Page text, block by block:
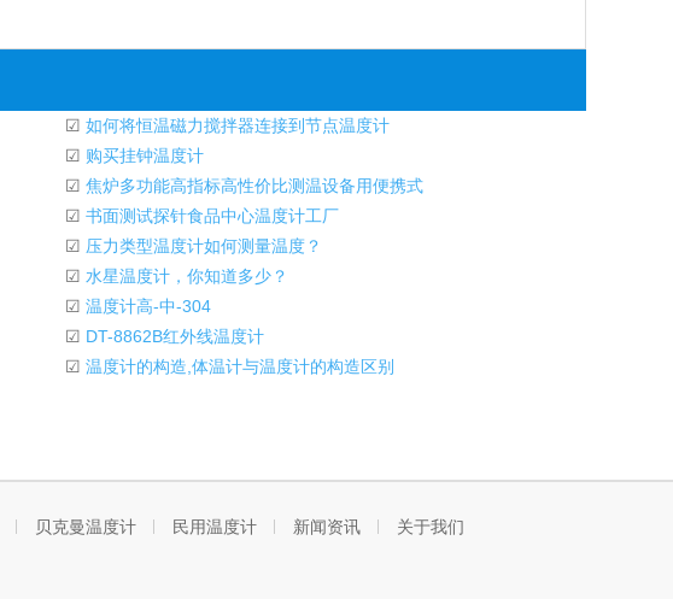
☑ 如何将恒温磁力搅拌器连接到节点温度计
☑ 购买挂钟温度计
☑ 焦炉多功能高指标高性价比测温设备用便携式
☑ 书面测试探针食品中心温度计工厂
☑ 压力类型温度计如何测量温度？
☑ 水星温度计，你知道多少？
☑ 温度计高-中-304
☑ DT-8862B红外线温度计
☑ 温度计的构造,体温计与温度计的构造区别
贝克曼温度计 民用温度计 新闻资讯 关于我们